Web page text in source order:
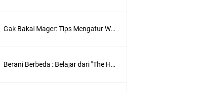
Gak Bakal Mager: Tips Mengatur Waktu dengan Efektif Agar Lebih Produktif
Berani Berbeda : Belajar dari "The Hunger Games" Seri Karya Suzanne Collins